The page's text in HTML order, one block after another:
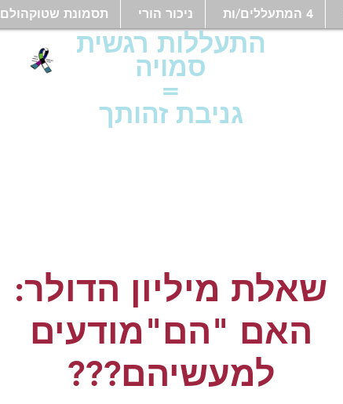
4 המתעללים/ות ניכור הורי תסמונת שטוקהולם
התעללות רגשית
סמויה
=
גניבת זהותך
שאלת מיליון הדולר:
האם "הם"מודעים
למעשיהם???